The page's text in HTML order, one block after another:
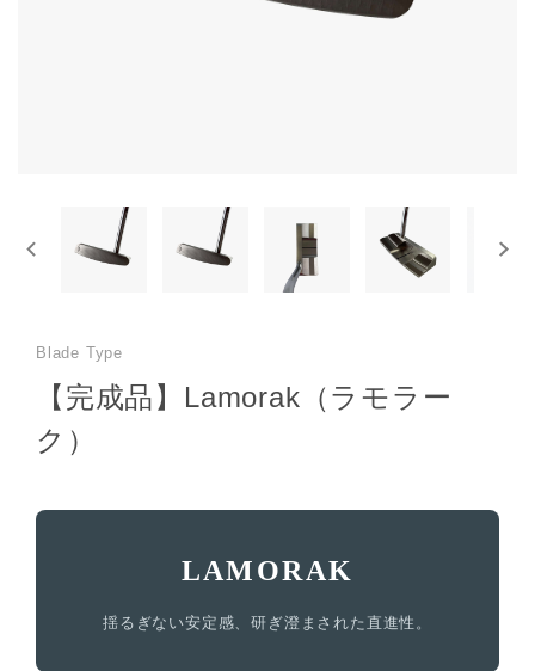
Blade Type
【完成品】Lamorak（ラモラー
ク）
LAMORAK
揺るぎない安定感、研ぎ澄まされた直進性。